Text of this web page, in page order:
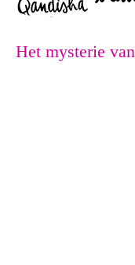
Het mysterie